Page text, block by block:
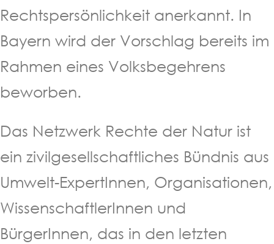
Rechtspersönlichkeit anerkannt. In
Bayern wird der Vorschlag bereits im
Rahmen eines Volksbegehrens
beworben.
Das Netzwerk Rechte der Natur ist
ein zivilgesellschaftliches Bündnis aus
Umwelt-ExpertInnen, Organisationen,
WissenschaftlerInnen und
BürgerInnen, das in den letzten